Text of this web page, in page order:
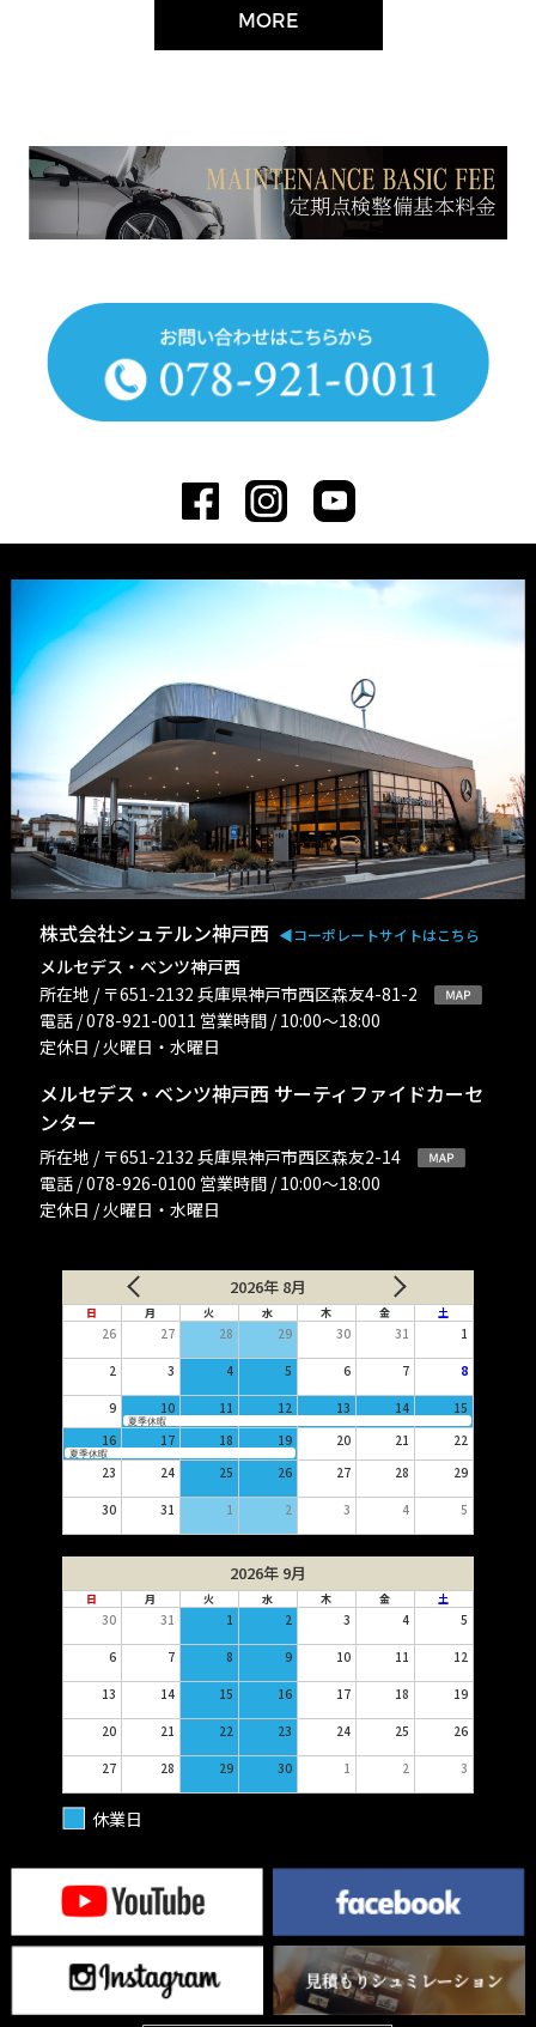
MORE
株式会社シュテルン神戸西 ◀︎コーポレートサイトはこちら
メルセデス・ベンツ神戸西
所在地 / 〒651-2132 兵庫県神戸市西区森友4-81-2
電話 / 078-921-0011 営業時間 / 10:00〜18:00
定休日 / 火曜日・水曜日
メルセデス・ベンツ神戸西 サーティファイドカーセ
ンター
所在地 / 〒651-2132 兵庫県神戸市西区森友2-14
電話 / 078-926-0100 営業時間 / 10:00〜18:00
定休日 / 火曜日・水曜日
2026年 8月
日 月 火 水 木 金 土
26 27 28 29 30 31 1
2 3 4 5 6 7 8
9 10 11 12 13 14 15
夏季休暇
16 17 18 19 20 21 22
夏季休暇
23 24 25 26 27 28 29
30 31 1 2 3 4 5
2026年 9月
日 月 火 水 木 金 土
30 31 1 2 3 4 5
6 7 8 9 10 11 12
13 14 15 16 17 18 19
20 21 22 23 24 25 26
27 28 29 30 1 2 3
休業日